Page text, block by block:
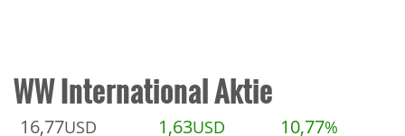
WW International Aktie
16,77USD 1,63USD 10,77%